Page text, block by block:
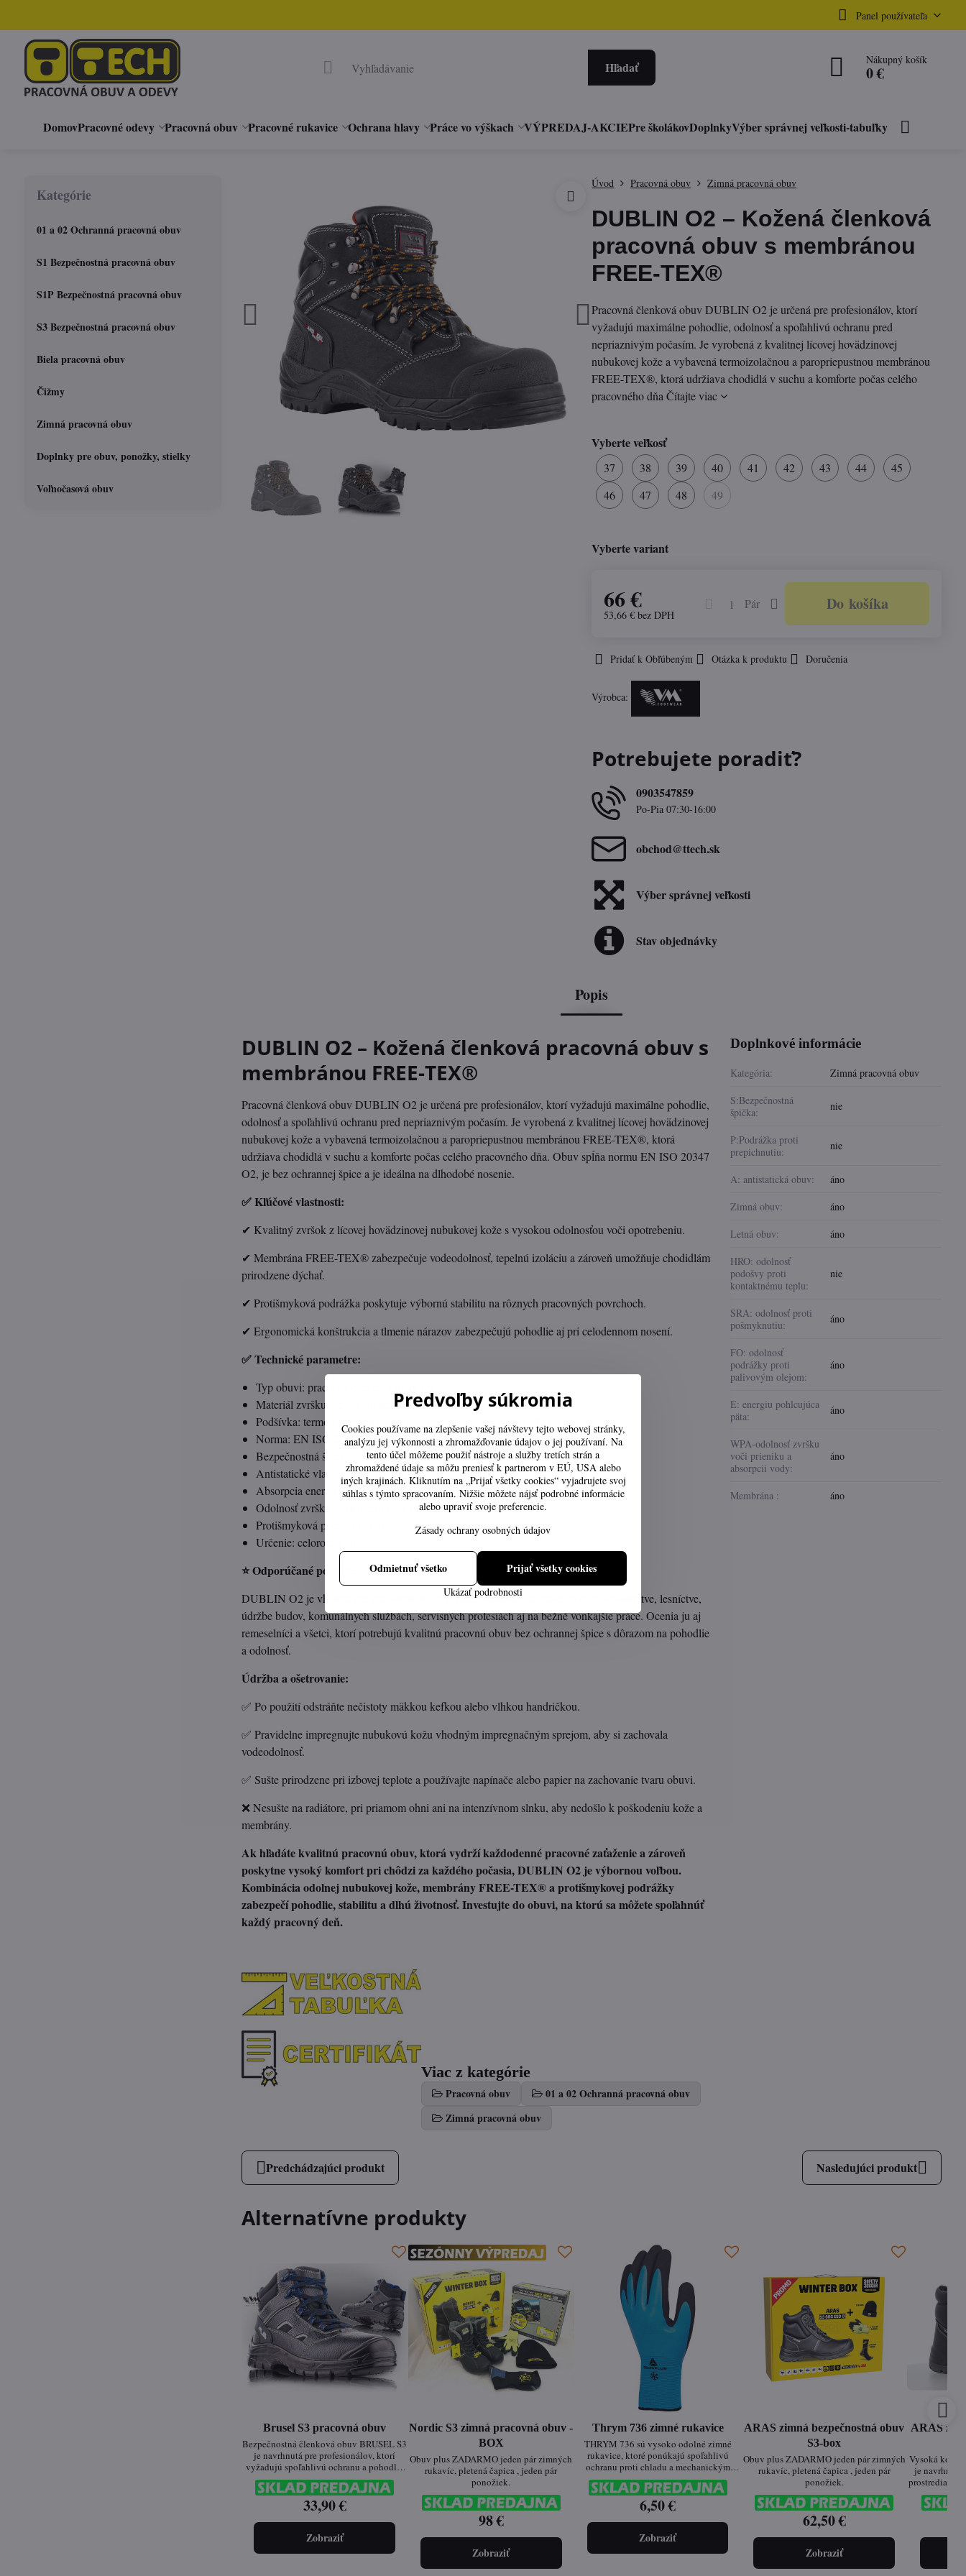
Panel používateľa
Hľadať Nákupný košík
0 €
DomovPracovné odevy Pracovná obuv Pracovné rukavice Ochrana hlavy Práce vo výškach VÝPREDAJ-AKCIEPre školákovDoplnkyVýber správnej veľkosti-tabuľky
Úvod Pracovná obuv Zimná pracovná obuv
DUBLIN O2 – Kožená členková
pracovná obuv s membránou
FREE-TEX®
Pracovná členková obuv DUBLIN O2 je určená pre profesionálov, ktorí
vyžadujú maximálne pohodlie, odolnosť a spoľahlivú ochranu pred
nepriaznivým počasím. Je vyrobená z kvalitnej lícovej hovädzinovej
nubukovej kože a vybavená termoizolačnou a paropriepustnou membránou
FREE-TEX®, ktorá udržiava chodidlá v suchu a komforte počas celého
pracovného dňaČítajte viac
Vyberte veľkosť
37 38 39 40 41 42 43 44
45
46
47 48 49
Vyberte variant
66 €
53,66 €bez DPH
Pár Do košíka
Pridať k Obľúbeným Otázka k produktu Doručenia
Výrobca:
Potrebujete poradiť?
0903547859
Po-Pia 07:30-16:00
obchod​@ttech​.sk
Výber správnej veľkosti
Stav objednávky
Popis
DUBLIN O2 – Kožená členková pracovná obuv s
membránou FREE-TEX®
Pracovná členková obuv DUBLIN O2 je určená pre profesionálov, ktorí vyžadujú maximálne pohodlie,
odolnosť a spoľahlivú ochranu pred nepriaznivým počasím. Je vyrobená z kvalitnej lícovej hovädzinovej
nubukovej kože a vybavená termoizolačnou a paropriepustnou membránou FREE-TEX®, ktorá
udržiava chodidlá v suchu a komforte počas celého pracovného dňa. Obuv spĺňa normu EN ISO 20347
O2, je bez ochrannej špice a je ideálna na dlhodobé nosenie.
✅ Kľúčové vlastnosti:
✔ Kvalitný zvršok z lícovej hovädzinovej nubukovej kože s vysokou odolnosťou voči opotrebeniu.
✔ Membrána FREE-TEX® zabezpečuje vodeodolnosť, tepelnú izoláciu a zároveň umožňuje chodidlám
prirodzene dýchať.
✔ Protišmyková podrážka poskytuje výbornú stabilitu na rôznych pracovných povrchoch.
✔ Ergonomická konštrukcia a tlmenie nárazov zabezpečujú pohodlie aj pri celodennom nosení.
✅ Technické parametre:
Typ obuvi: pracovná členková obuv O2
Materiál zvršku: lícová hovädzinová koža NUBUK
Podšívka: termoizolačná a paropriepustná membrána FREE-TEX®
Norma: EN ISO 20347 O2
Bezpečnostná špica: nie
Antistatické vlastnosti: áno
Absorpcia energie v oblasti päty: áno
Odolnosť zvršku proti prenikaniu a absorpcii vody: áno
Protišmyková podrážka: áno
Určenie: celoročné použitie
⭐ Odporúčané použitie:
DUBLIN O2 je vhodná pre pracovníkov v logistike, skladoch, doprave, poľnohospodárstve, lesníctve,
údržbe budov, komunálnych službách, servisných profesiách aj na bežné vonkajšie práce. Ocenia ju aj
remeselníci a všetci, ktorí potrebujú kvalitnú pracovnú obuv bez ochrannej špice s dôrazom na pohodlie
a odolnosť.
Údržba a ošetrovanie:
✅ Po použití odstráňte nečistoty mäkkou kefkou alebo vlhkou handričkou.
✅ Pravidelne impregnujte nubukovú kožu vhodným impregnačným sprejom, aby si zachovala
vodeodolnosť.
✅ Sušte prirodzene pri izbovej teplote a používajte napínače alebo papier na zachovanie tvaru obuvi.
❌ Nesušte na radiátore, pri priamom ohni ani na intenzívnom slnku, aby nedošlo k poškodeniu kože a
membrány.
Ak hľadáte kvalitnú pracovnú obuv, ktorá vydrží každodenné pracovné zaťaženie a zároveň
poskytne vysoký komfort pri chôdzi za každého počasia, DUBLIN O2 je výbornou voľbou.
Kombinácia odolnej nubukovej kože, membrány FREE-TEX® a protišmykovej podrážky
zabezpečí pohodlie, stabilitu a dlhú životnosť. Investujte do obuvi, na ktorú sa môžete spoľahnúť
každý pracovný deň.
Viac z kategórie
Pracovná obuv
01 a 02 Ochranná pracovná obuv
Zimná pracovná obuv
Doplnkové informácie
Kategória:
Zimná pracovná obuv
S:Bezpečnostná
špička:
nie
P:Podrážka proti
prepichnutiu:
nie
A: antistatická obuv:
áno
Zimná obuv:
áno
Letná obuv:
áno
HRO: odolnosť
podošvy proti
kontaktnému teplu:
nie
SRA: odolnosť proti
pošmyknutiu:
áno
FO: odolnosť
podrážky proti
palivovým olejom:
áno
E: energiu pohlcujúca
päta:
áno
WPA-odolnosť zvršku
voči prieniku a
absorpcii vody:
áno
Membrána : áno
Predchádzajúci produkt Nasledujúci produkt
Alternatívne produkty
Brusel S3 pracovná obuv
Bezpečnostná členková obuv BRUSEL S3
je navrhnutá pre profesionálov, ktorí
vyžadujú spoľahlivú ochranu a pohodlie
počas celého pracovného dňa. Táto
celokožená obuv spĺňa najvyššie
štandardy bezpečnosti a je vhodná pre
rôzne priemyselné odvetvia.
33,90 €
Zobraziť
Nordic S3 zimná pracovná obuv -
BOX
Obuv plus ZADARMO jeden pár zimných
rukavíc, pletená čapica , jeden pár
ponožiek.
98 €
Zobraziť
Thrym 736 zimné rukavice
THRYM 736 sú vysoko odolné zimné
rukavice, ktoré ponúkajú spoľahlivú
ochranu proti chladu a mechanickým
rizikám. Ich zateplená akrylová podšívka
zabezpečuje tepelný komfort až do -30°C,
zatiaľ čo latexové povrstvenie poskytuje
vynikajúcu priľnavosť a ochranu proti
vlhkosti a oderu
6,50 €
Zobraziť
ARAS zimná bezpečnostná obuv
S3-box
Obuv plus ZADARMO jeden pár zimných
rukavíc, pletená čapica , jeden pár
ponožiek.
62,50 €
Zobraziť
ARAS
Vysoká
je
prostredia a
zatepleniu
teple aj
poskytujú
Kategórie
01 a 02 Ochranná pracovná obuv
S1 Bezpečnostná pracovná obuv
S1P Bezpečnostná pracovná obuv
S3 Bezpečnostná pracovná obuv
Biela pracovná obuv
Čižmy
Zimná pracovná obuv
Doplnky pre obuv, ponožky, stielky
Voľnočasová obuv
Predvoľby súkromia
Cookies používame na zlepšenie vašej návštevy tejto webovej stránky,
analýzu jej výkonnosti a zhromažďovanie údajov o jej používaní. Na
tento účel môžeme použiť nástroje a služby tretích strán a
zhromaždené údaje sa môžu preniesť k partnerom v EÚ, USA alebo
iných krajinách. Kliknutím na „Prijať všetky cookies“ vyjadrujete svoj
súhlas s týmto spracovaním. Nižšie môžete nájsť podrobné informácie
alebo upraviť svoje preferencie.
Zásady ochrany osobných údajov
Ukázať podrobnosti
Prijať všetky cookies
Odmietnuť všetko